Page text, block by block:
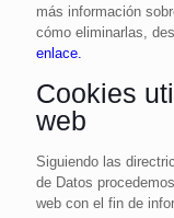
más información
cómo eliminarlas,
enlace.
Cookies
web
Siguiendo las
de Datos
web con el fin de